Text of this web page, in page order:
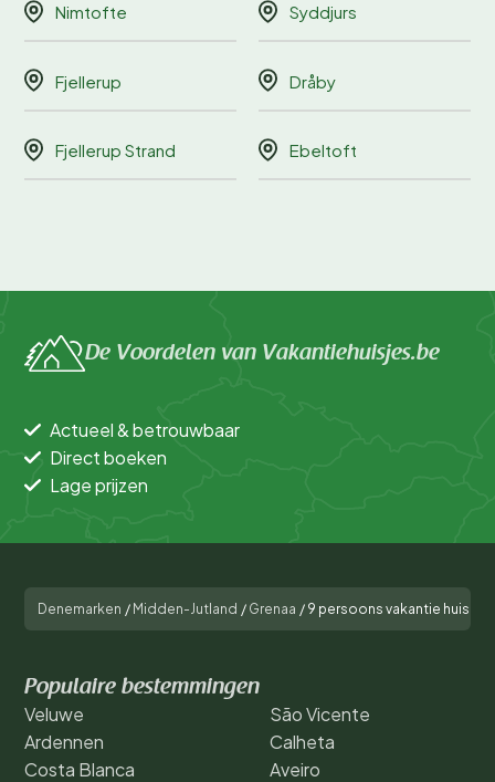
Nimtofte Syddjurs
Fjellerup Dråby
Fjellerup Strand Ebeltoft
De Voordelen van Vakantiehuisjes.be
Actueel & betrouwbaar
Direct boeken
Lage prijzen
Denemarken / Midden-Jutland / Grenaa / 9 persoons vakantie huis in
Populaire bestemmingen
Veluwe
Ardennen
Costa Blanca
São Vicente
Calheta
Aveiro